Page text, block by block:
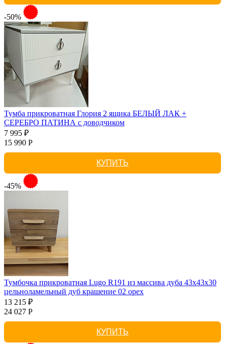
-50%
Тумба прикроватная Глория 2 ящика БЕЛЫЙ ЛАК +
СЕРЕБРО ПАТИНА с доводчиком
7 995 ₽
15 990 Р
КУПИТЬ
-45%
Тумбочка прикроватная Lugo R191 из массива дуба 43х43х30
цельноламельный дуб крашение 02 орех
13 215 ₽
24 027 Р
КУПИТЬ